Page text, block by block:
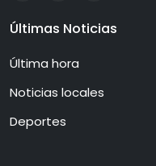
Últimas Noticias
Última hora
Noticias locales
Deportes